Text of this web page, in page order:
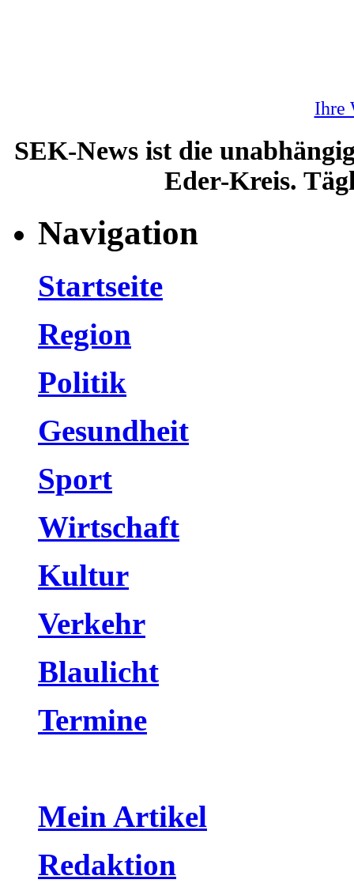
Ihre
SEK-News ist die
Eder-Kreis.
Navigation
Startseite
Region
Politik
Gesundheit
Sport
Wirtschaft
Kultur
Verkehr
Blaulicht
Termine
Mein Artikel
Redaktion